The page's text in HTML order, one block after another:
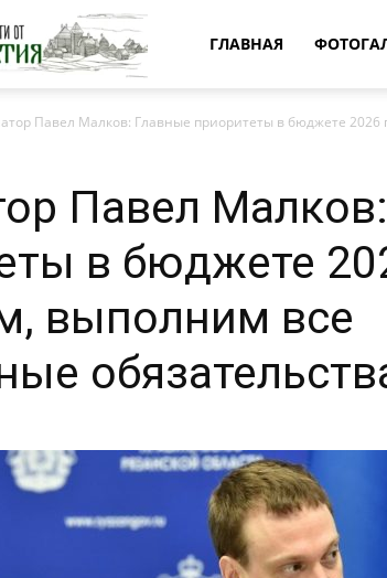
Новости
от
Евпатия
ГЛАВНАЯ
Павел Малков: Главные приоритеты в бюджете 2026
Павел
в бюджете
выполним все